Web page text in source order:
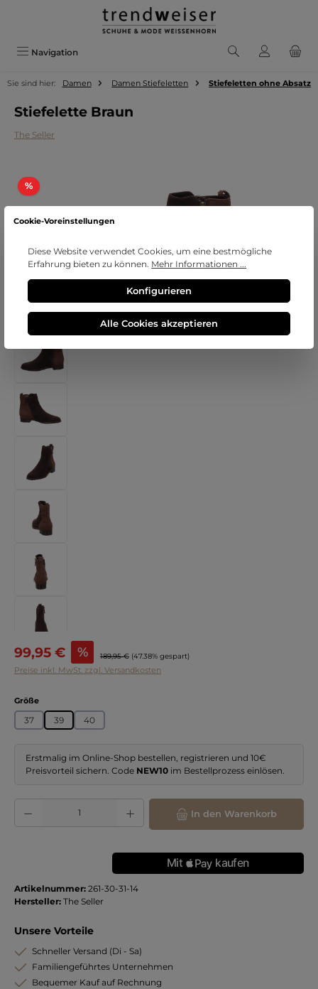
Zum Hauptinhalt springen
Navigation
Sie sind hier: Damen Damen Stiefeletten Stiefeletten ohne Absatz
Stiefelette Braun
The Seller
Bildergalerie überspringen
%Rabatt
Verkaufspreis:
99,95 € % Regulärer Preis:
189,95 € (47.38% gespart)
Preise inkl. MwSt. zzgl. Versandkosten
Größeauswählen
37 39 40
Erstmalig im Online-Shop bestellen, registrieren und 10€
Preisvorteil sichern. Code NEW10 im Bestellprozess einlösen.
Produkt Anzahl: Gib den gewünschten Wert ein oder benutze die
In den Warenkorb
Artikelnummer: 261-30-31-14
Hersteller: The Seller
Unsere Vorteile
Schneller Versand (Di - Sa)
Familiengeführtes Unternehmen
Bequemer Kauf auf Rechnung
Cookie-Voreinstellungen
Diese Website verwendet Cookies, um eine bestmögliche
Erfahrung bieten zu können. Mehr Informationen ...
Konfigurieren
Alle Cookies akzeptieren